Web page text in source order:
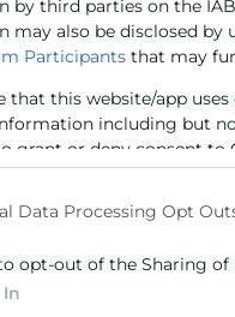
by third parties on the
may also be disclosed by
Participants that may
that this website/app
including but
grant or deny consent
specified purposes in
Data Processing Opt
opt-out of the Sharing of
Tutor de Pyme
10 de diciembre de
junto a la Cámara
y en colaboración
Dualiza,
MÁS »